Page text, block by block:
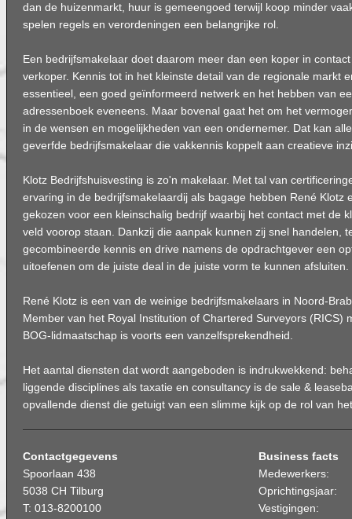
dan de huizenmarkt, huur is gemeengoed terwijl koop minder
spelen regels en verordeningen een belangrijke rol.
Een bedrijfsmakelaar doet daarom meer dan een koper in
verkoper. Kennis tot in het kleinste detail van de regionale markt
essentieel, een goed geïnformeerd netwerk en het hebben van
adressenboek eveneens. Maar bovenal gaat het om het
in de wensen en mogelijkheden van een ondernemer. Dat kan
geverfde bedrijfsmakelaar die vakkennis koppelt aan creatieve
Klotz Bedrijfshuisvesting is zo'n makelaar. Met tal van
ervaring in de bedrijfsmakelaardij als bagage hebben René Klotz
gekozen voor een kleinschalig bedrijf waarbij het contact met de
veld voorop staan. Dankzij die aanpak kunnen zij snel handelen,
gecombineerde kennis en drive namens de opdrachtgever een
uitoefenen om de juiste deal in de juiste vorm te kunnen afsluiten.
René Klotz is een van de weinige bedrijfsmakelaars in Noord-
Member van het Royal Institution of Chartered Surveyors (RICS)
BOG-lidmaatschap is voorts een vanzelfsprekendheid.
Het aantal diensten dat wordt aangeboden is indrukwekkend:
liggende disciplines als taxatie en consultancy is de sale &
opvallende dienst die getuigt van een slimme kijk op de rol van
Contactgegevens
Spoorlaan 438
5038 CH Tilburg
T: 013-8200100
Business facts
Medewerkers:
Oprichtingsjaar:
Vestigingen: